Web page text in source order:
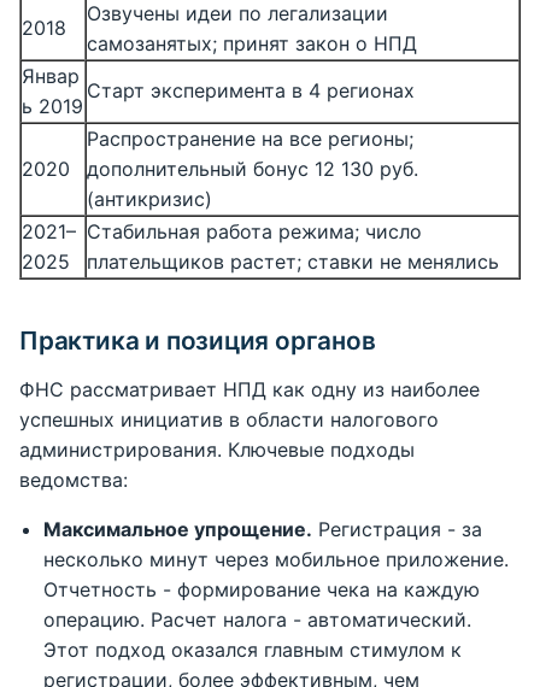
2018
Озвучены идеи по легализации
самозанятых; принят закон о НПД
Январ
ь 2019
Старт эксперимента в 4 регионах
2020
Распространение на все регионы;
дополнительный бонус 12 130 руб.
(антикризис)
2021–
2025
Стабильная работа режима; число
плательщиков растет; ставки не менялись
Практика и позиция органов
ФНС рассматривает НПД как одну из наиболее
успешных инициатив в области налогового
администрирования. Ключевые подходы
ведомства:
Максимальное упрощение. Регистрация - за
несколько минут через мобильное приложение.
Отчетность - формирование чека на каждую
операцию. Расчет налога - автоматический.
Этот подход оказался главным стимулом к
регистрации, более эффективным, чем